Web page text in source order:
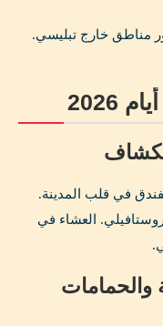
مناطق خارج تبليسي.
في قلب المدينة.
العشاء في
والحمامات